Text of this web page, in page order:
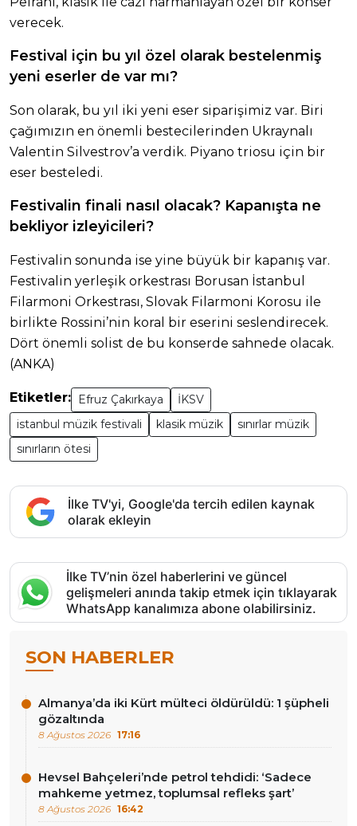
verecek.
Festival için bu yıl özel olarak bestelenmiş
yeni eserler de var mı?
Son olarak, bu yıl iki yeni eser siparişimiz var. Biri
çağımızın en önemli bestecilerinden Ukraynalı
Valentin Silvestrov’a verdik. Piyano triosu için bir
eser besteledi.
Festivalin finali nasıl olacak? Kapanışta ne
bekliyor izleyicileri?
Festivalin sonunda ise yine büyük bir kapanış var.
Festivalin yerleşik orkestrası Borusan İstanbul
Filarmoni Orkestrası, Slovak Filarmoni Korosu ile
birlikte Rossini’nin koral bir eserini seslendirecek.
Dört önemli solist de bu konserde sahnede olacak.
(ANKA)
Etiketler: Efruz Çakırkaya
İKSV
istanbul müzik festivali
klasik müzik
sınırlar müzik
sınırların ötesi
İlke TV'yi, Google'da tercih edilen kaynak
olarak ekleyin
İlke TV’nin özel haberlerini ve güncel
gelişmeleri anında takip etmek için tıklayarak
WhatsApp kanalımıza abone olabilirsiniz.
SON HABERLER
Almanya’da iki Kürt mülteci öldürüldü: 1 şüpheli
gözaltında
8 Ağustos 2026 17:16
Hevsel Bahçeleri’nde petrol tehdidi: ‘Sadece
mahkeme yetmez, toplumsal refleks şart’
8 Ağustos 2026 16:42